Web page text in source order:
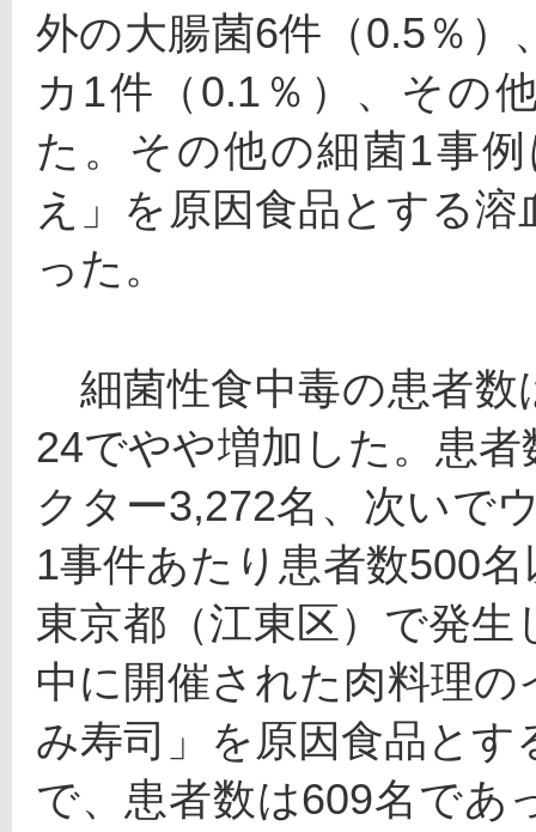
外の大腸菌6件（0.5％
カ1件（0.1％）、その
た。その他の細菌1事
え」を原因食品とする
った。
細菌性食中毒の患者数
24でやや増加した。患
クター3,272名、次いで
1事件あたり患者数500
東京都（江東区）で発
中に開催された肉料理
み寿司」を原因食品と
で、患者数は609名であ